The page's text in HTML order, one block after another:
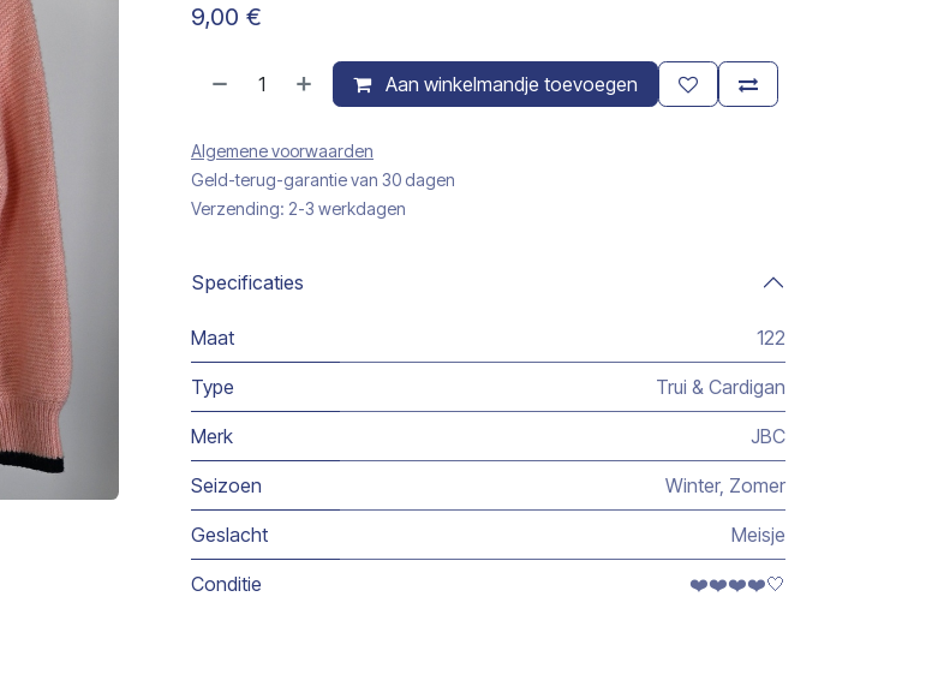
9,00 €
Aan winkelmandje toevoegen
Algemene voorwaarden
Geld-terug-garantie van 30 dagen
Verzending: 2-3 werkdagen
Specificaties
Maat 122
Type Trui & Cardigan
Merk JBC
Seizoen Winter, Zomer
Geslacht Meisje
Conditie ❤️❤️❤️❤️🤍